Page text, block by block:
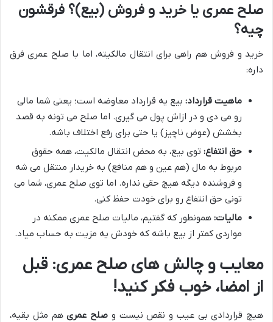
صلح عمری یا خرید و فروش (بیع)؟ فرقشون
چیه؟
خرید و فروش هم راهی برای انتقال مالکیته، اما با صلح عمری فرق
داره:
ماهیت قرارداد: بیع یه قرارداد معاوضه است؛ یعنی شما مالی
رو می دی و در ازاش پول می گیری. اما صلح می تونه به قصد
بخشش (عوض ناچیز) یا حتی برای رفع اختلاف باشه.
حق انتفاع: توی بیع، به محض انتقال مالکیت، همه حقوق
مربوط به مال (هم عین و هم منافع) به خریدار منتقل می شه
و فروشنده دیگه هیچ حقی نداره. اما توی صلح عمری، شما می
تونی حق انتفاع رو برای خودت حفظ کنی.
مالیات: همونطور که گفتیم، مالیات صلح عمری ممکنه در
مواردی کمتر از بیع باشه که خودش یه مزیت به حساب میاد.
معایب و چالش های صلح عمری: قبل
از امضا، خوب فکر کنید!
هیچ قراردادی بی عیب و نقص نیست و صلح عمریهم مثل بقیه،